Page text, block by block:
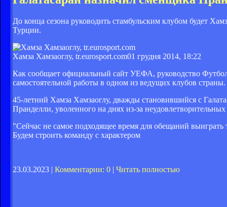
До конца сезона руководить стамбульским клубом будет
Турции.
Хамза Хамзаоглу, tr.eurosport.com01 грудня 2014, 18:22
Как сообщает официальный сайт УЕФА, руководство
самостоятельной работы в одном из ведущих клубов страны.
45-летний Хамза Хамзаоглу, дважды становившийся с
Пранделли, уволенного на днях из-за
"Сейчас не самое подходящее время для обещаний выиграть
Будем строить команду с характером
23.03.2023 | Комментарии: 0 | Читать полностью